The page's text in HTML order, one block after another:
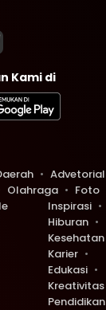
Kami di
Advetorial
Olahraga Foto
Inspirasi
Hiburan
Kesehatan
Karier
Edukasi
Kreativitas
Pendidikan